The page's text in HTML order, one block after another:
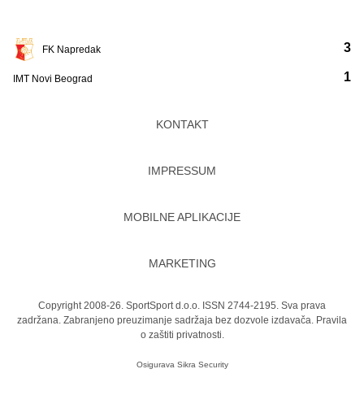
FK Napredak
IMT Novi Beograd
3
1
KONTAKT
IMPRESSUM
MOBILNE APLIKACIJE
MARKETING
Copyright 2008-26. SportSport d.o.o. ISSN 2744-2195. Sva prava
zadržana. Zabranjeno preuzimanje sadržaja bez dozvole izdavača. Pravila
o zaštiti privatnosti.
Osigurava Sikra Security